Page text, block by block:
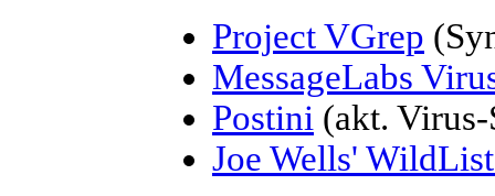
Project VGrep
MessageLabs
Postini (akt.
Joe Wells'